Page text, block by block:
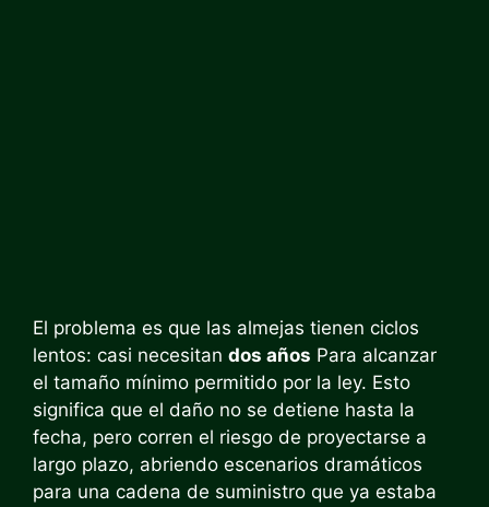
El problema es que las almejas tienen ciclos
lentos: casi necesitan dos años Para alcanzar
el tamaño mínimo permitido por la ley. Esto
significa que el daño no se detiene hasta la
fecha, pero corren el riesgo de proyectarse a
largo plazo, abriendo escenarios dramáticos
para una cadena de suministro que ya estaba